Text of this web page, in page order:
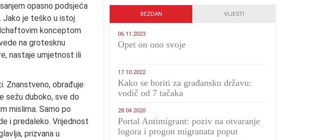
opasno podsjeća
Jako je teško u istoj
konceptom
na grotesknu
nastaje umjetnost ili
Znanstveno, obrađuje
sežu duboko, sve do
mislima. Samo po
i predaleko. Vrijednost
prizvana u
BEZDAN VIJESTI
06.11.2023
​Opet on ono svoje
17.10.2022
Kako se boriti za građansku državu:
vodič od 7 tačaka
28.04.2020
Portal Antimigrant: poziv na otvaranje
logora i progon migranata poput